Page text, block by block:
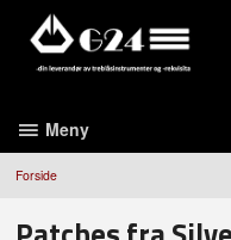
innholdet
Meny
Forside